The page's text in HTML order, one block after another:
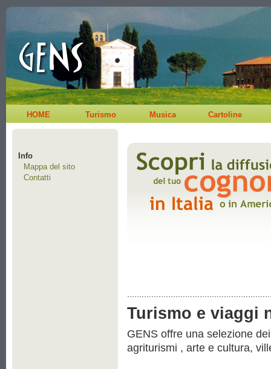
HOME Turismo Musica Cartoline
Info
Mappa del sito
Contatti
Turismo e viaggi
GENS offre una selezione
agriturismi , arte e cultura,